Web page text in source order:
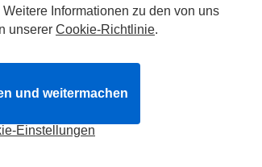
Informationen zu den von uns
unserer Cookie-Richtlinie.
Einstellungen
und weitermachen